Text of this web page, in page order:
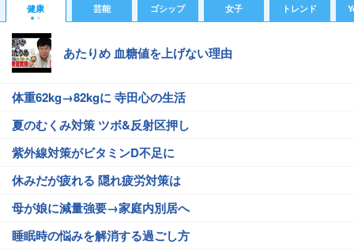
健康 芸能 ゴシップ 女子 トレンド
あたりめ 血糖値を上げない理由
体重62kg→82kgに 寺田心の生活
夏のむくみ対策 ツボ&反射区押し
紫外線対策がビタミンD不足に
休みだが疲れる 隠れ疲労対策は
母が娘に減量強要→家庭内別居へ
睡眠時の悩みを解消する過ごし方